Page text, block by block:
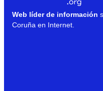
Web líder de información
Coruña en Internet.